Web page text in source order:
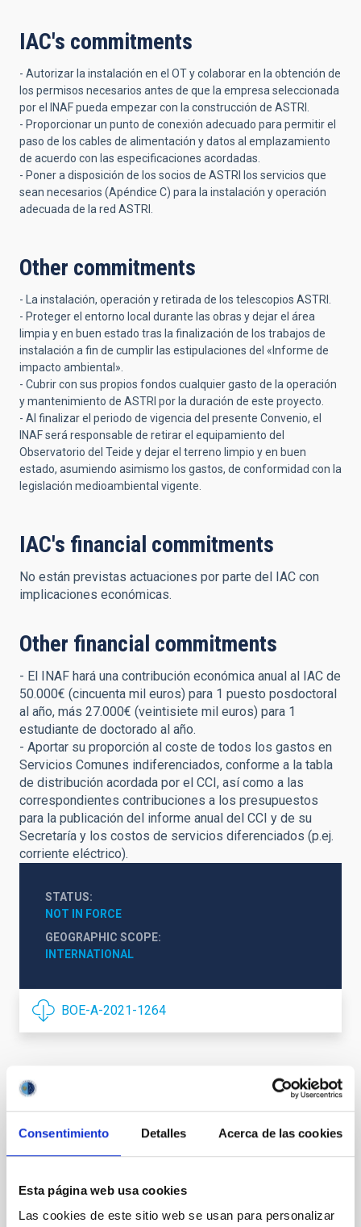
Consentimiento Detalles Acerca de las cookies
Esta página web usa cookies
Las cookies de este sitio web se usan para personalizar
IAC's commitments
- Autorizar la instalación en el OT y colaborar en la obtención de
los permisos necesarios antes de que la empresa seleccionada
por el INAF pueda empezar con la construcción de ASTRI.
- Proporcionar un punto de conexión adecuado para permitir el
paso de los cables de alimentación y datos al emplazamiento
de acuerdo con las especificaciones acordadas.
- Poner a disposición de los socios de ASTRI los servicios que
sean necesarios (Apéndice C) para la instalación y operación
adecuada de la red ASTRI.
Other commitments
- La instalación, operación y retirada de los telescopios ASTRI.
- Proteger el entorno local durante las obras y dejar el área
limpia y en buen estado tras la finalización de los trabajos de
instalación a fin de cumplir las estipulaciones del «Informe de
impacto ambiental».
- Cubrir con sus propios fondos cualquier gasto de la operación
y mantenimiento de ASTRI por la duración de este proyecto.
- Al finalizar el periodo de vigencia del presente Convenio, el
INAF será responsable de retirar el equipamiento del
Observatorio del Teide y dejar el terreno limpio y en buen
estado, asumiendo asimismo los gastos, de conformidad con la
legislación medioambiental vigente.
IAC's financial commitments
No están previstas actuaciones por parte del IAC con
implicaciones económicas.
Other financial commitments
- El INAF hará una contribución económica anual al IAC de
50.000€ (cincuenta mil euros) para 1 puesto posdoctoral
al año, más 27.000€ (veintisiete mil euros) para 1
estudiante de doctorado al año.
- Aportar su proporción al coste de todos los gastos en
Servicios Comunes indiferenciados, conforme a la tabla
de distribución acordada por el CCI, así como a las
correspondientes contribuciones a los presupuestos
para la publicación del informe anual del CCI y de su
Secretaría y los costos de servicios diferenciados (p.ej.
corriente eléctrico).
STATUS
NOT IN FORCE
GEOGRAPHIC SCOPE
INTERNATIONAL
BOE-A-2021-1264
It may interest you
y el Instituto de Astrofísica de Canarias
para la operación del Telescopio Óptico